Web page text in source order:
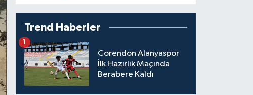
Trend Haberler
Corendon Alanyaspor
İlk Hazırlık Maçında
Berabere Kaldı
1